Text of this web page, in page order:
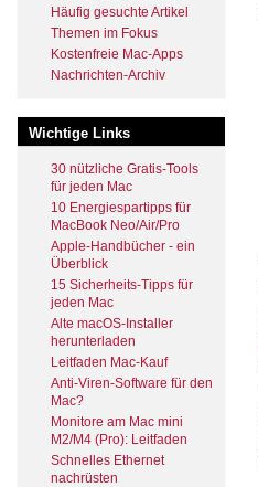
Häufig gesuchte Artikel
Themen im Fokus
Kostenfreie Mac-Apps
Nachrichten-Archiv
Wichtige Links
30 nützliche Gratis-Tools
für jeden Mac
10 Energiespartipps für
MacBook Neo/Air/Pro
Apple-Handbücher - ein
Überblick
15 Sicherheits-Tipps für
jeden Mac
Alte macOS-Installer
herunterladen
Leitfaden Mac-Kauf
Anti-Viren-Software für den
Mac?
Monitore am Mac mini
M2/M4 (Pro): Leitfaden
Schnelles Ethernet
nachrüsten